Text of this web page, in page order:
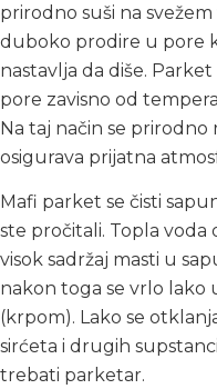
prirodno suši na
duboko prodire u pore
nastavlja da diše.
pore zavisno od
Na taj način se
osigurava prijatna
Mafi parket se čisti
ste pročitali. Topla voda
visok sadržaj masti u
nakon toga se vrlo
(krpom). Lako se
sirćeta i drugih
trebati parketar.